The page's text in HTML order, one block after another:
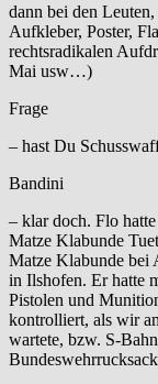
dann bei den
Aufkleber, Poster,
rechtsradikalen
Mai usw…)
Frage
– hast Du
Bandini
– klar doch. Flo
Matze Klabunde
Matze Klabunde bei
in Ilshofen. Er hatte
Pistolen und
kontrolliert, als wir
wartete, bzw. S-